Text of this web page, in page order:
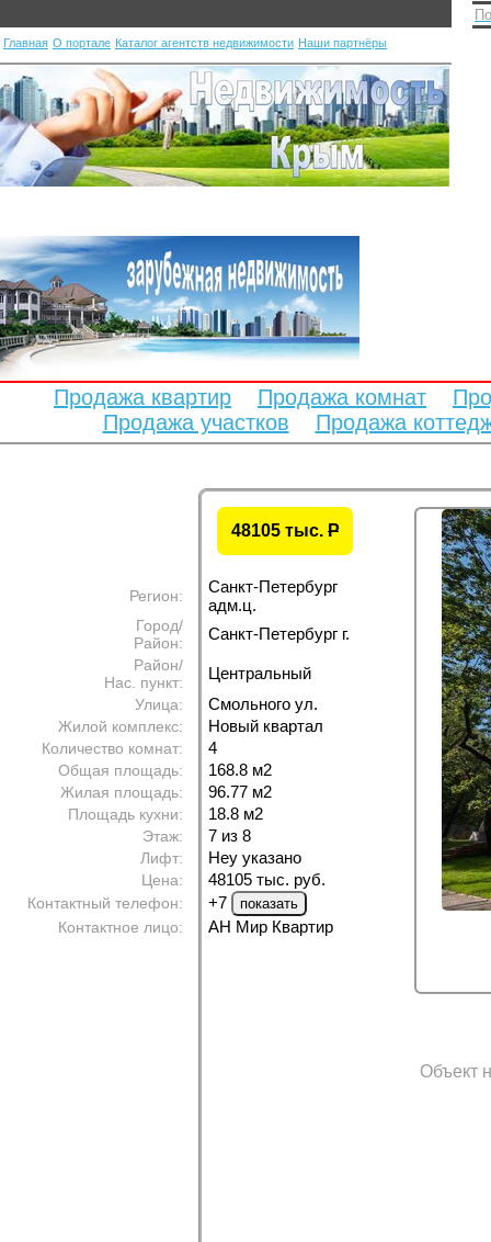
Главная О портале Каталог агентств недвижимости Наши партнёры
Продажа квартир Продажа комнат
Продажа участков
Продажа
48105 тыс. P
Регион:
Санкт-Петербург
адм.ц.
Город/
Район:
Санкт-Петербург г.
Район/
Нас. пункт:
Центральный
Улица: Смольного ул.
Жилой комплекс: Новый квартал
Количество комнат: 4
Общая площадь: 168.8 м2
Жилая площадь: 96.77 м2
Площадь кухни: 18.8 м2
Этаж: 7 из 8
Лифт: Неу указано
Цена: 48105 тыс. руб.
Контактный телефон: +7
Контактное лицо: АН Мир Квартир
Объект